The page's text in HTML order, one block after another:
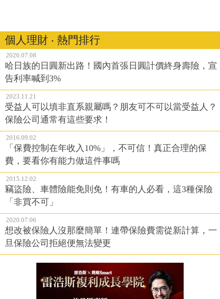
個人理財 ‧ 熱門排行
2026.07.08
哈日族的日圓新出路！國內首張日圓計價終身壽險，宣
告利率喊到3%
2023.11.21
受益人可以填非直系親屬嗎？朋友可不可以當受益人？
保險公司通常有這些要求！
2016.09.02
「保費控制在年收入10%」，不可信！真正合理的保
費，要看你有能力做這件事嗎
2015.12.02
竊盜險、車體險能免則免！有車的人必看，這3種保險
「非買不可」
2020.07.06
想改被保險人沒那麼簡單！連帶保險費需從新計算，一
旦保險公司拒絕便無法變更